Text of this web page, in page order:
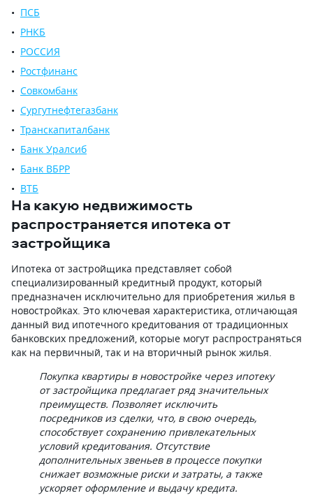
ПСБ
РНКБ
РОССИЯ
Ростфинанс
Совкомбанк
Сургутнефтегазбанк
Транскапиталбанк
Банк Уралсиб
Банк ВБРР
ВТБ
На какую недвижимость
распространяется ипотека от
застройщика
Ипотека от застройщика представляет собой
специализированный кредитный продукт, который
предназначен исключительно для приобретения жилья в
новостройках. Это ключевая характеристика, отличающая
данный вид ипотечного кредитования от традиционных
банковских предложений, которые могут распространяться
как на первичный, так и на вторичный рынок жилья.
Покупка квартиры в новостройке через ипотеку
от застройщика предлагает ряд значительных
преимуществ. Позволяет исключить
посредников из сделки, что, в свою очередь,
способствует сохранению привлекательных
условий кредитования. Отсутствие
дополнительных звеньев в процессе покупки
снижает возможные риски и затраты, а также
ускоряет оформление и выдачу кредита.